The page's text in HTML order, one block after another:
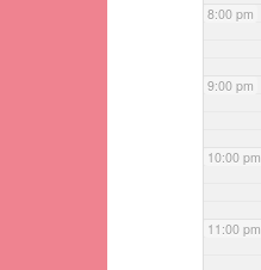
8:00 pm
9:00 pm
10:00 pm
11:00 pm